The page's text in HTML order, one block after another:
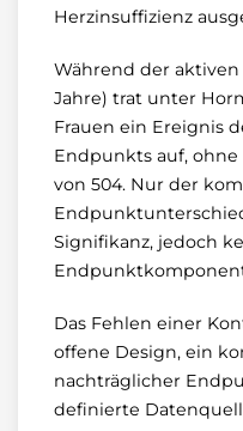
Herzinsuffizienz
Während der
Jahre) trat unter
Frauen ein Ereignis
Endpunkts auf,
von 504. Nur der
Signifikanz, jedoch
Das Fehlen einer
offene Design, ein
nachträglicher
definierte